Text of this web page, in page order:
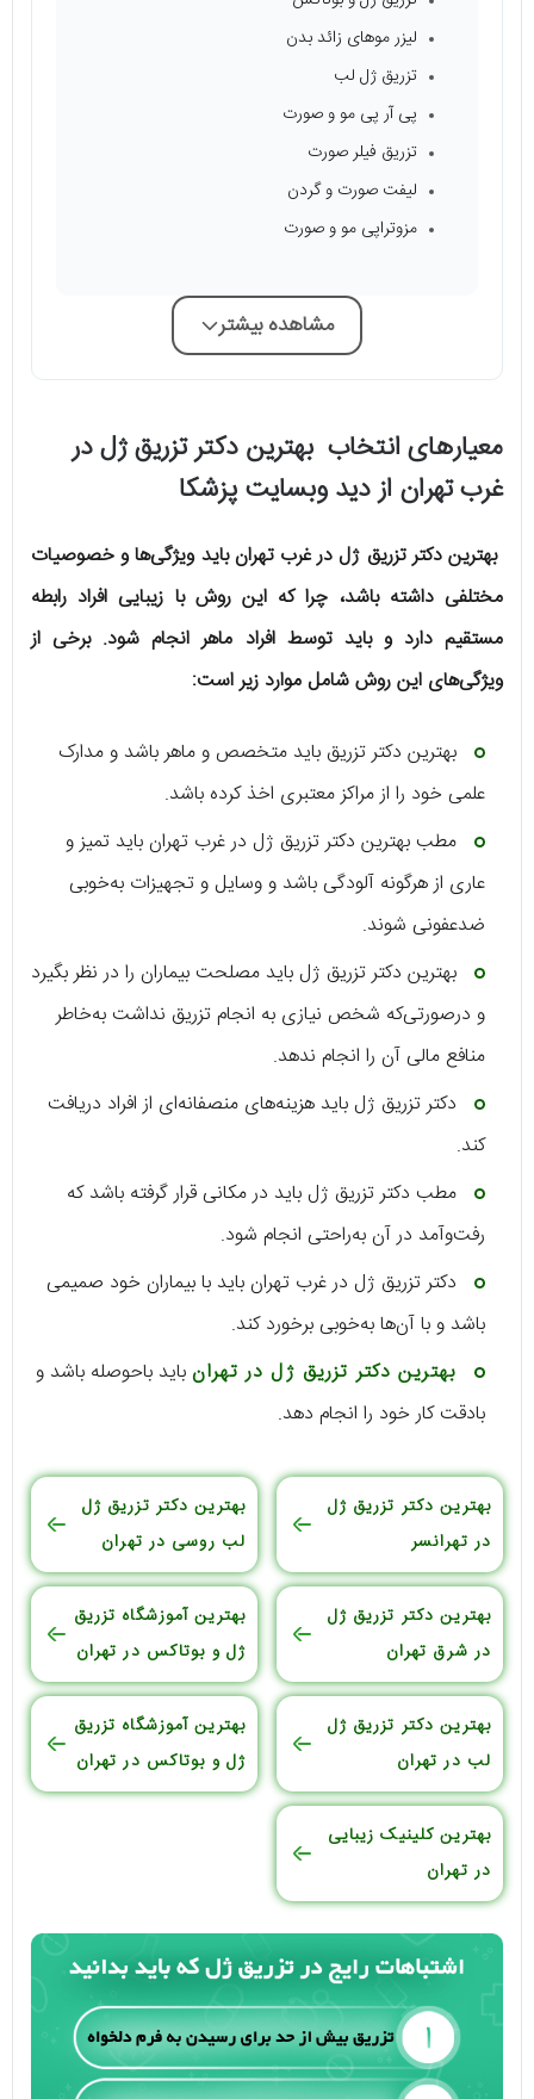
لیزر موهای زائد بدن
تزریق ژل لب
پی آر پی مو و صورت
تزریق فیلر صورت
لیفت صورت و گردن
مزوتراپی مو و صورت
مشاهده بیشتر
معیارهای انتخاب بهترین دکتر تزریق ژل در
غرب تهران از دید وبسایت پزشکا
بهترین دکتر تزریق ژل در غرب تهران باید ویژگی‌ها و خصوصیات
مختلفی داشته باشد، چرا که این روش با زیبایی افراد رابطه
مستقیم دارد و باید توسط افراد ماهر انجام شود. برخی از
ویژگی‌های این روش شامل موارد زیر است:
بهترین دکتر تزریق باید متخصص و ماهر باشد و مدارک
علمی خود را از مراکز معتبری اخذ کرده باشد.
مطب بهترین دکتر تزریق ژل در غرب تهران باید تمیز و
عاری از هرگونه آلودگی باشد و وسایل و تجهیزات به‌خوبی
ضدعفونی شوند.
بهترین دکتر تزریق ژل باید مصلحت بیماران را در نظر بگیرد
و درصورتی‌که شخص نیازی به انجام تزریق نداشت به‌خاطر
منافع مالی آن را انجام ندهد.
دکتر تزریق ژل باید هزینه‌های منصفانه‌ای از افراد دریافت
کند.
مطب دکتر تزریق ژل باید در مکانی قرار گرفته باشد که
رفت‌وآمد در آن به‌راحتی انجام شود.
دکتر تزریق ژل در غرب تهران باید با بیماران خود صمیمی
باشد و با آن‌ها به‌خوبی برخورد کند.
بهترین دکتر تزریق ژل در تهرانباید باحوصله باشد و
بادقت کار خود را انجام دهد.
بهترین دکتر تزریق ژل
در تهرانسر
بهترین دکتر تزریق ژل
لب روسی در تهران
بهترین دکتر تزریق ژل
در شرق تهران
بهترین آموزشگاه تزریق
ژل و بوتاکس در تهران
بهترین دکتر تزریق ژل
لب در تهران
بهترین آموزشگاه تزریق
ژل و بوتاکس در تهران
بهترین کلینیک زیبایی
در تهران